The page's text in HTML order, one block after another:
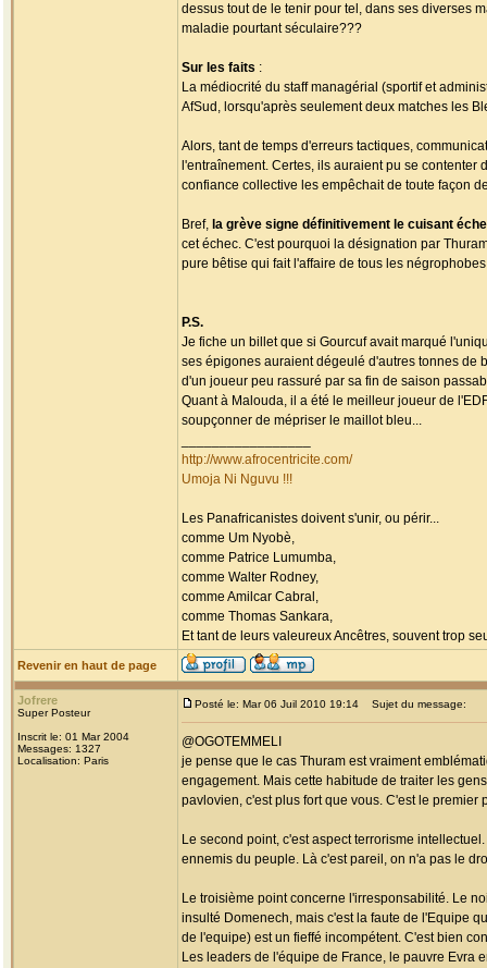
dessus tout de le tenir pour tel, dans ses diverses
maladie pourtant séculaire???
Sur les faits :
La médiocrité du staff managérial (sportif et
AfSud, lorsqu'après seulement deux matches les
Alors, tant de temps d'erreurs tactiques,
l'entraînement. Certes, ils auraient pu se
confiance collective les empêchait de toute façon
Bref, la grève signe définitivement le cuisant
cet échec. C'est pourquoi la désignation par
pure bêtise qui fait l'affaire de tous les
P.S.
Je fiche un billet que si Gourcuf avait marqué
ses épigones auraient dégeulé d'autres tonnes de
d'un joueur peu rassuré par sa fin de saison
Quant à Malouda, il a été le meilleur joueur de
soupçonner de mépriser le maillot bleu...
http://www.afrocentricite.com/
Umoja Ni Nguvu !!!
Les Panafricanistes doivent s'unir, ou périr...
comme Um Nyobè,
comme Patrice Lumumba,
comme Walter Rodney,
comme Amilcar Cabral,
comme Thomas Sankara,
Et tant de leurs valeureux Ancêtres, souvent trop
Revenir en haut de page
Jofrere
Super Posteur
Inscrit le: 01 Mar 2004
Messages: 1327
Localisation: Paris
Posté le: Mar 06 Juil 2010 19:14 Sujet du message:
@OGOTEMMELI
je pense que le cas Thuram est vraiment
engagement. Mais cette habitude de traiter les
pavlovien, c'est plus fort que vous. C'est le premier
Le second point, c'est aspect terrorisme
ennemis du peuple. Là c'est pareil, on n'a pas le
Le troisième point concerne l'irresponsabilité. Le
insulté Domenech, mais c'est la faute de l'Equipe
de l'equipe) est un fieffé incompétent. C'est bien
Les leaders de l'équipe de France, le pauvre Evra